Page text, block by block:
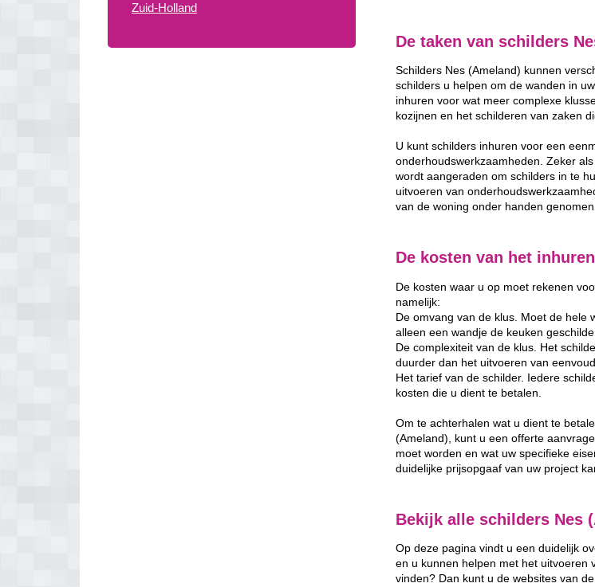
Zuid-Holland
De taken van schilders
Schilders Nes (Ameland) kunnen
schilders u helpen om de wanden in
inhuren voor wat meer complexe
kozijnen en het schilderen van zaken
U kunt schilders inhuren voor een
onderhoudswerkzaamheden. Zeker
wordt aangeraden om schilders in te
uitvoeren van
van de woning onder handen
De kosten van het
De kosten waar u op moet rekenen
namelijk:
De omvang van de klus. Moet de hele
alleen een wandje de keuken
De complexiteit van de klus. Het
duurder dan het uitvoeren van
Het tarief van de schilder. Iedere
kosten die u dient te betalen.
Om te achterhalen wat u dient te
(Ameland), kunt u een offerte
moet worden en wat uw specifieke
duidelijke prijsopgaaf van uw project
Bekijk alle schilders Nes
Op deze pagina vindt u een duidelijk
en u kunnen helpen met het uitvoeren
vinden? Dan kunt u de websites van